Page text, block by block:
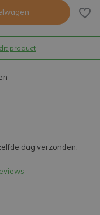
product
dag verzonden.